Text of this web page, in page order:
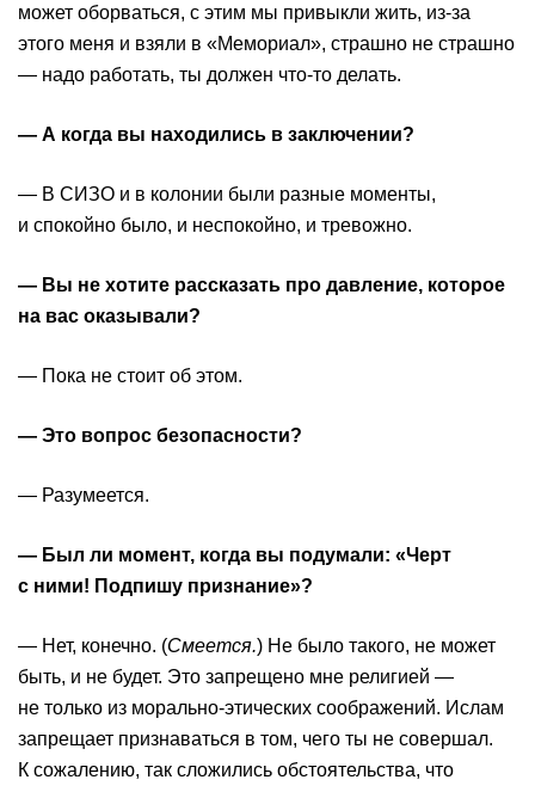
может оборваться, с этим мы привыкли жить, из-за
этого меня и взяли в «Мемориал», страшно не страшно
— надо работать, ты должен что-то делать.
— А когда вы находились в заключении?
— В СИЗО и в колонии были разные моменты,
и спокойно было, и неспокойно, и тревожно.
— Вы не хотите рассказать про давление, которое
на вас оказывали?
— Пока не стоит об этом.
— Это вопрос безопасности?
— Разумеется.
— Был ли момент, когда вы подумали: «Черт
с ними! Подпишу признание»?
— Нет, конечно. (Смеется.) Не было такого, не может
быть, и не будет. Это запрещено мне религией —
не только из морально-этических соображений. Ислам
запрещает признаваться в том, чего ты не совершал.
К сожалению, так сложились обстоятельства, что